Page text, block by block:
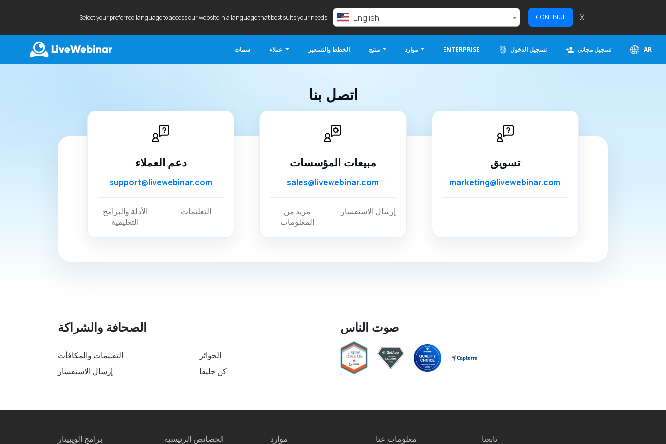
Select your preferred language to access our website in a language that best suits your needs. English CONTINUE X
سمات الخطط والتسعير منتج موارد ENTERPRISE تسجيل الدخول تسجيل مجاني AR
اتصل بنا
دعم العملاء
support@livewebinar.com
الأدلة والبرامج
التعليمية
التعليمات
مبيعات المؤسسات
sales@livewebinar.com
مزيد من
المعلومات
إرسال الاستفسار
تسويق
marketing@livewebinar.com
الصحافة والشراكة
التقييمات والمكافآت
إرسال الاستفسار
الجوائز
كن حليفا
صوت الناس
برامج الويبينار الخصائص الرئيسية موارد معلومات عنا تابعنا